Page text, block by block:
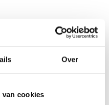
Over
van cookies
dit product?
met je mee